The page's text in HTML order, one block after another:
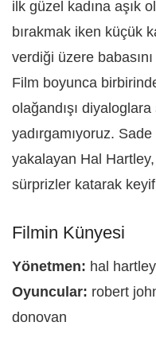
ilk güzel kadına aşık
bırakmak iken küçük
verdiği üzere
Film boyunca
olağandışı
yadırgamıyoruz.
yakalayan Hal
sürprizler katarak
Filmin Künyesi
Yönetmen: hal hartley
Oyuncular: robert
donovan